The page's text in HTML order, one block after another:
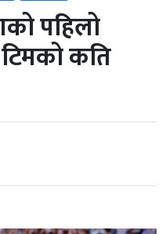
पहिलो
कति